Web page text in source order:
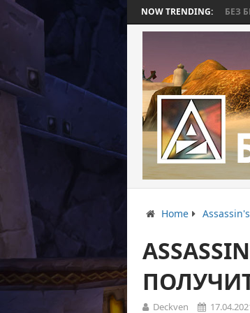
NOW TRENDING:
4: ВОЙНА, КОТОРАЯ ЗАКОНЧИЛАСЬ БЕЗ БИТВЫ
Home
Deckven